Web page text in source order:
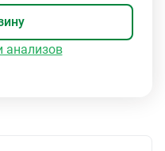
анализов